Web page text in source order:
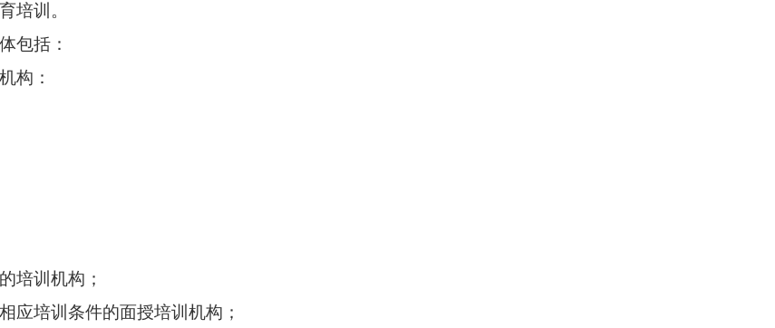
培训。
包括：
构：
培训机构；
培训条件的面授培训机构；